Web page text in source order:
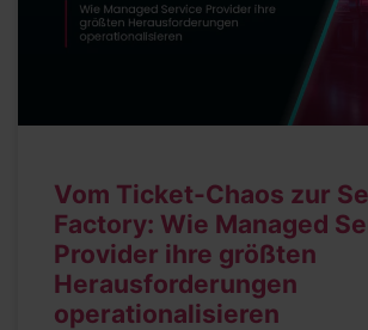
Vom Ticket-Chaos zur
Factory: Wie Managed
Provider ihre größten
Herausforderungen
operationalisieren